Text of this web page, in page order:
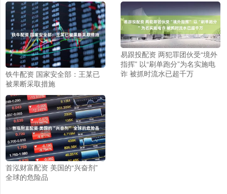
铁牛配资 国家安全部：王某已
被果断采取措施
易跟投配资 两犯罪团伙受“境外
指挥” 以“刷单跑分”为名实施电
诈 被抓时流水已超千万
首泓财富配资 美国的“兴奋剂”
全球的危险品